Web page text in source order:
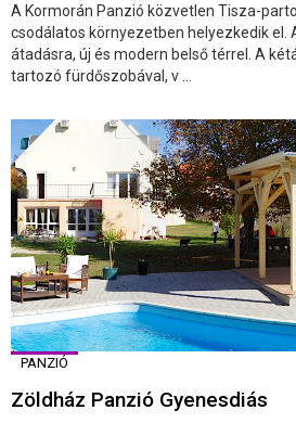
A Kormorán Panzió közvetlen Tisza-
csodálatos környezetben helyezkedik el.
átadásra, új és modern belső térrel. A
tartozó fürdőszobával, v ...
PANZIÓ
Zöldház Panzió Gyenesdiás